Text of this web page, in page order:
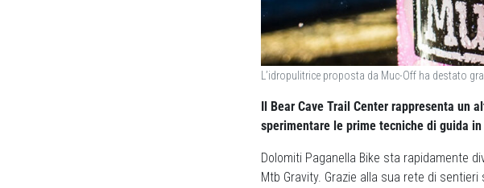
L’idropulitrice proposta da Muc-Off ha destato
Il Bear Cave Trail Center rappresenta
sperimentare le prime tecniche di guida
Dolomiti Paganella Bike sta rapidamente
Mtb Gravity. Grazie alla sua rete di